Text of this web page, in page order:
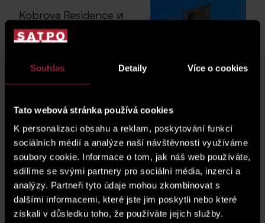
Souhlas Detaily Více o cookies
Tato webová stránka používá cookies
K personalizaci obsahu a reklam, poskytování funkcí
sociálních médií a analýze naší návštěvnosti využíváme
soubory cookie. Informace o tom, jak náš web používáte,
sdílíme se svými partnery pro sociální média, inzerci a
analýzy. Partneři tyto údaje mohou zkombinovat s
dalšími informacemi, které jste jim poskytli nebo které
získali v důsledku toho, že používáte jejich služby.
Kobrova Residence и
Holečkova House -
строительство идет
полным ходом
которое планируется
завершить в первом
квартале 2023 года, точно не будет простаивать.
Взгляните на текущие фотографии обеих
резиденций, где в настоящее время у нас есть еще
две единицы жилья.
Для ценового предложения свободных единиц
жилья и получения дополнительной
информации свяжитесь с нами по электронной